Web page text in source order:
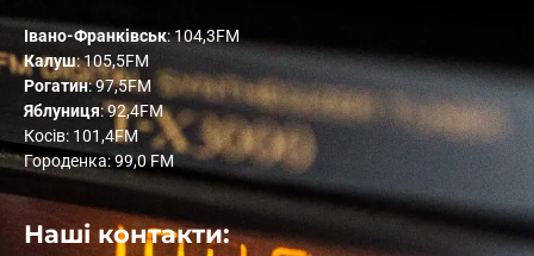
Івано-Франківськ: 104,3FM
Калуш: 105,5FM
Рогатин: 97,5FM
Яблуниця: 92,4FM
Косів: 101,4FM
Городенка: 99,0 FM
Наші контакти: